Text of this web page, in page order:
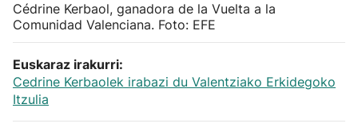
Más deportes
"Helmuga"
Cédrine Kerbaol, ganadora de la Vuelta a la
Comunidad Valenciana. Foto: EFE
Euskaraz irakurri:
Cedrine Kerbaolek irabazi du Valentziako Erkidegoko
Itzulia